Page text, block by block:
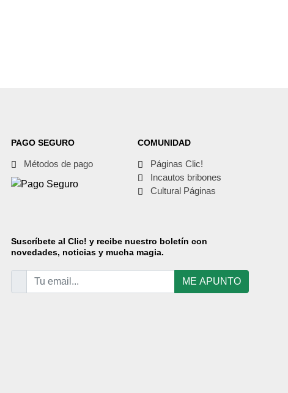
PAGO SEGURO
Métodos de pago
COMUNIDAD
Páginas Clic!
Incautos bribones
Cultural Páginas
Suscríbeteal Clic! y recibe nuestro boletín con
novedades, noticias y mucha magia.
ME APUNTO